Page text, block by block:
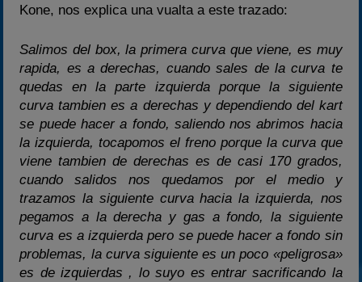
Kone, nos explica una vualta a este trazado:
Salimos del box, la primera curva que viene, es muy
rapida, es a derechas, cuando sales de la curva te
quedas en la parte izquierda porque la siguiente
curva tambien es a derechas y dependiendo del kart
se puede hacer a fondo, saliendo nos abrimos hacia
la izquierda, tocapomos el freno porque la curva que
viene tambien de derechas es de casi 170 grados,
cuando salidos nos quedamos por el medio y
trazamos la siguiente curva hacia la izquierda, nos
pegamos a la derecha y gas a fondo, la siguiente
curva es a izquierda pero se puede hacer a fondo sin
problemas, la curva siguiente es un poco «peligrosa»
es de izquierdas , lo suyo es entrar sacrificando la